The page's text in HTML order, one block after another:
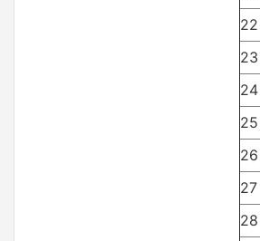
22
23
24
25
26
27
28